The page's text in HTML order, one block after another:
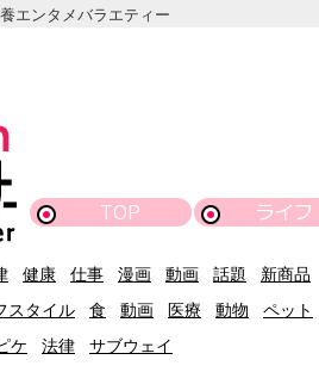
エンタメバラエティー
TOP ライフ
健康 仕事 漫画 動画 話題 新商品
スタイル 食 動画 医療 動物 ペット
ケ
法律 サブウェイ